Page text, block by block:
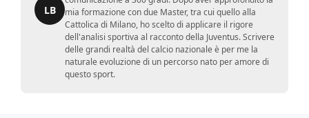
LB
mia formazione con due Master, tra cui quello alla
Cattolica di Milano, ho scelto di applicare il rigore
dell'analisi sportiva al racconto della Juventus. Scrivere
delle grandi realtà del calcio nazionale è per me la
naturale evoluzione di un percorso nato per amore di
questo sport.